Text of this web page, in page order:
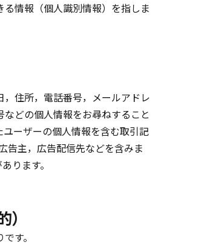
情報（個人識別情報）を指しま
住所，電話番号，メールアドレ
どの個人情報をお尋ねすること
ーザーの個人情報を含む取引記
告主，広告配信先などを含みま
ります。
す。